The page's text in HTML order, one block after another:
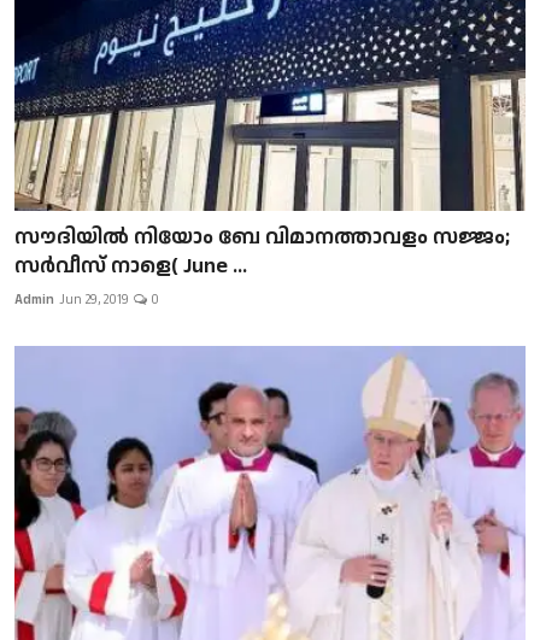
സൗദിയിൽ നിയോം ബേ വിമാനത്താവളം സജ്ജം;
സർവീസ് നാളെ( June ...
Admin Jun 29, 2019 0